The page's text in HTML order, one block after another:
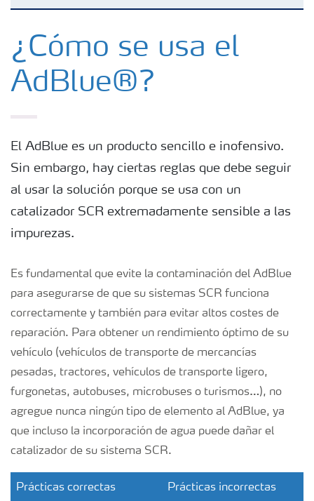
Generalidades AdBlue
Cómo se usa el AdBlue
¿Cómo se usa el AdBlue®?
¿Cómo se usa el
AdBlue®?
El AdBlue es un producto sencillo e inofensivo.
Sin embargo, hay ciertas reglas que debe seguir
al usar la solución porque se usa con un
catalizador SCR extremadamente sensible a las
impurezas.
Es fundamental que evite la contaminación del AdBlue
para asegurarse de que su sistemas SCR funciona
correctamente y también para evitar altos costes de
reparación. Para obtener un rendimiento óptimo de su
vehículo (vehículos de transporte de mercancías
pesadas, tractores, vehículos de transporte ligero,
furgonetas, autobuses, microbuses o turismos…), no
agregue nunca ningún tipo de elemento al AdBlue, ya
que incluso la incorporación de agua puede dañar el
catalizador de su sistema SCR.
Prácticas correctas Prácticas incorrectas